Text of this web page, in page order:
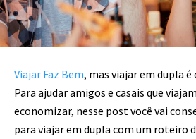
Viajar Faz Bem, mas viajar em dupla
Para ajudar amigos e casais que
economizar, nesse post você vai
para viajar em dupla com um roteiro